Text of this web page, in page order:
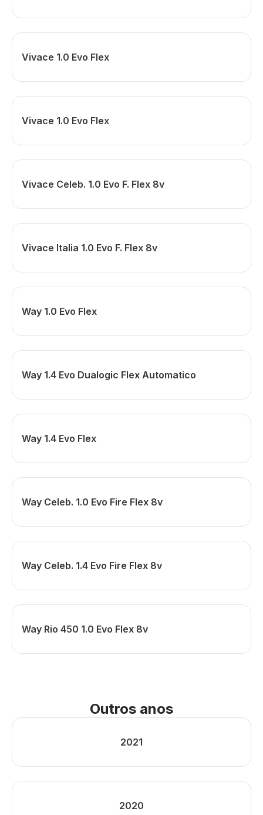
Vivace 1.0 Evo Flex
Vivace 1.0 Evo Flex
Vivace Celeb. 1.0 Evo F. Flex 8v
Vivace Italia 1.0 Evo F. Flex 8v
Way 1.0 Evo Flex
Way 1.4 Evo Dualogic Flex Automatico
Way 1.4 Evo Flex
Way Celeb. 1.0 Evo Fire Flex 8v
Way Celeb. 1.4 Evo Fire Flex 8v
Way Rio 450 1.0 Evo Flex 8v
Outros anos
2021
2020